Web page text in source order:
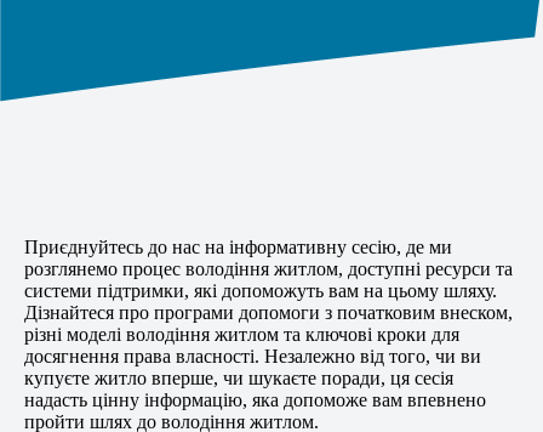
Приєднуйтесь до нас на інформативну сесію, де ми
розглянемо процес володіння житлом, доступні ресурси та
системи підтримки, які допоможуть вам на цьому шляху.
Дізнайтеся про програми допомоги з початковим внеском,
різні моделі володіння житлом та ключові кроки для
досягнення права власності. Незалежно від того, чи ви
купуєте житло вперше, чи шукаєте поради, ця сесія
надасть цінну інформацію, яка допоможе вам впевнено
пройти шлях до володіння житлом.